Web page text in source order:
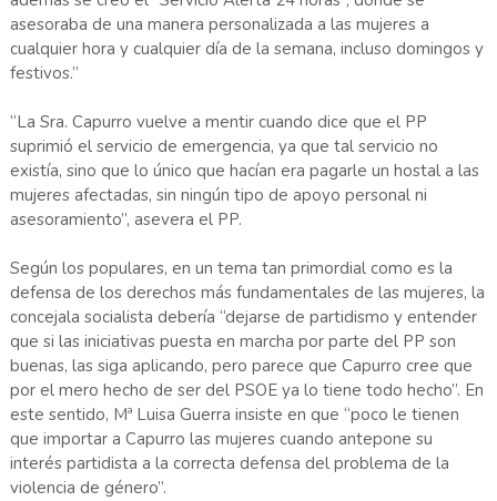
asesoraba de una manera personalizada a las mujeres a
cualquier hora y cualquier día de la semana, incluso domingos y
festivos.”
“La Sra. Capurro vuelve a mentir cuando dice que el PP
suprimió el servicio de emergencia, ya que tal servicio no
existía, sino que lo único que hacían era pagarle un hostal a las
mujeres afectadas, sin ningún tipo de apoyo personal ni
asesoramiento”, asevera el PP.
Según los populares, en un tema tan primordial como es la
defensa de los derechos más fundamentales de las mujeres, la
concejala socialista debería “dejarse de partidismo y entender
que si las iniciativas puesta en marcha por parte del PP son
buenas, las siga aplicando, pero parece que Capurro cree que
por el mero hecho de ser del PSOE ya lo tiene todo hecho”. En
este sentido, Mª Luisa Guerra insiste en que “poco le tienen
que importar a Capurro las mujeres cuando antepone su
interés partidista a la correcta defensa del problema de la
violencia de género”.